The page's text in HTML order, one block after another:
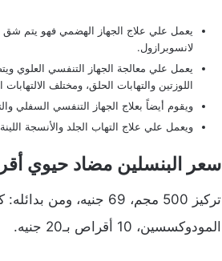
يعمل علي علاج الجهاز الهضمي فهو يتم شق
لانسوبرازول.
يعمل علي معالجة الجهاز التنفسي العلوي
اللوزتين والتهابات الحلق، ومختلف الالتهابات
ويقوم أيضاً بعلاج الجهاز التنفسي السفلي
ويعمل علي علاج التهاب الجلد والأنسجة
سعر البنسلين مضاد حيوي
المودوكسسين، 10 أقراص بـ20 جنيه.